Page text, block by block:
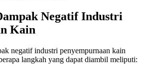
Negatif Industri
Kain
negatif industri penyempurnaan kain
langkah yang dapat diambil meliputi: